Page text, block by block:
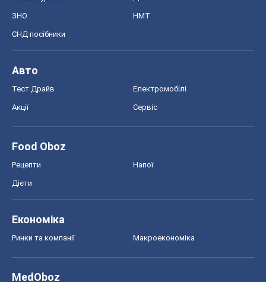
ЗНО НМТ
СНД посібники
Авто
Тест Драйв Електромобілі
Акції Сервіс
Food Oboz
Рецепти Напої
Дієти
Економіка
Ринки та компанії Макроекономіка
MedOboz